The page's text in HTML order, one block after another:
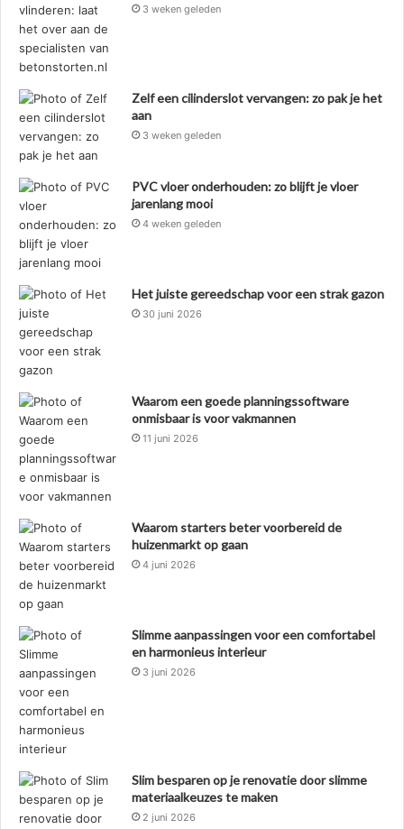
3 weken geleden
Zelf een cilinderslot vervangen: zo pak je het
aan
3 weken geleden
PVC vloer onderhouden: zo blijft je vloer
jarenlang mooi
4 weken geleden
Het juiste gereedschap voor een strak gazon
30 juni 2026
Waarom een goede planningssoftware
onmisbaar is voor vakmannen
11 juni 2026
Waarom starters beter voorbereid de
huizenmarkt op gaan
4 juni 2026
Slimme aanpassingen voor een comfortabel
en harmonieus interieur
3 juni 2026
Slim besparen op je renovatie door slimme
materiaalkeuzes te maken
2 juni 2026